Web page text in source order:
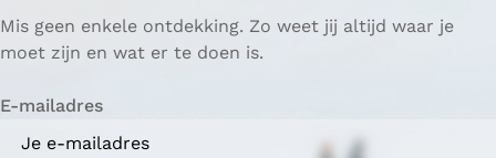
a
g
n
a
g
r
e
Mis geen enkele ontdekking. Zo weet jij altijd waar je
moet zijn en wat er te doen is.
E-mailadres